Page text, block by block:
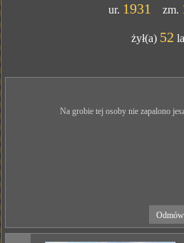
ur. 1931 zm.
żył(a) 52
Na grobie tej osoby nie zapalono